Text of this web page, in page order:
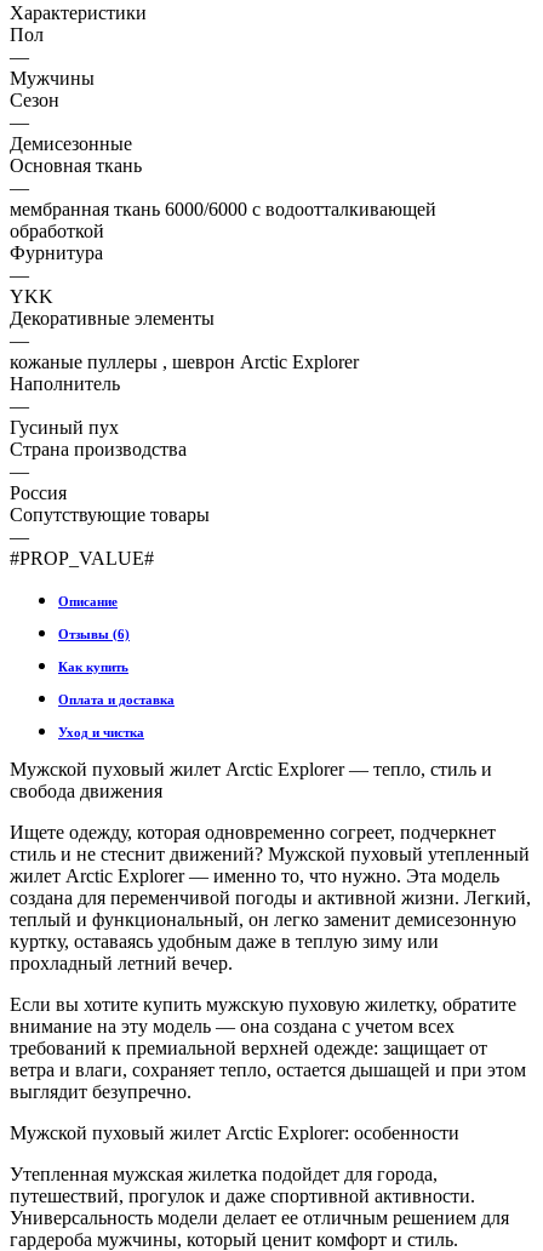
Характеристики
Пол
—
Мужчины
Сезон
—
Демисезонные
Основная ткань
—
мембранная ткань 6000/6000 с водоотталкивающей
обработкой
Фурнитура
—
YKK
Декоративные элементы
—
кожаные пуллеры , шеврон Arctic Explorer
Наполнитель
—
Гусиный пух
Страна производства
—
Россия
Сопутствующие товары
—
#PROP_VALUE#
Описание
Отзывы (6)
Как купить
Оплата и доставка
Уход и чистка
Мужской пуховый жилет Arctic Explorer — тепло, стиль и
свобода движения
Ищете одежду, которая одновременно согреет, подчеркнет
стиль и не стеснит движений? Мужской пуховый утепленный
жилет Arctic Explorer — именно то, что нужно. Эта модель
создана для переменчивой погоды и активной жизни. Легкий,
теплый и функциональный, он легко заменит демисезонную
куртку, оставаясь удобным даже в теплую зиму или
прохладный летний вечер.
Если вы хотите купить мужскую пуховую жилетку, обратите
внимание на эту модель — она создана с учетом всех
требований к премиальной верхней одежде: защищает от
ветра и влаги, сохраняет тепло, остается дышащей и при этом
выглядит безупречно.
Мужской пуховый жилет Arctic Explorer: особенности
Утепленная мужская жилетка подойдет для города,
путешествий, прогулок и даже спортивной активности.
Универсальность модели делает ее отличным решением для
гардероба мужчины, который ценит комфорт и стиль.